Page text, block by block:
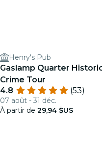
Henry's Pub
Gaslamp Quarter
Crime Tour
4.8
(53)
07 août - 31 déc.
À partir de 29,94 $US